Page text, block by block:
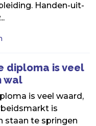
Handen-uit-
diploma is veel
wal
is veel waard,
is
staan te springen